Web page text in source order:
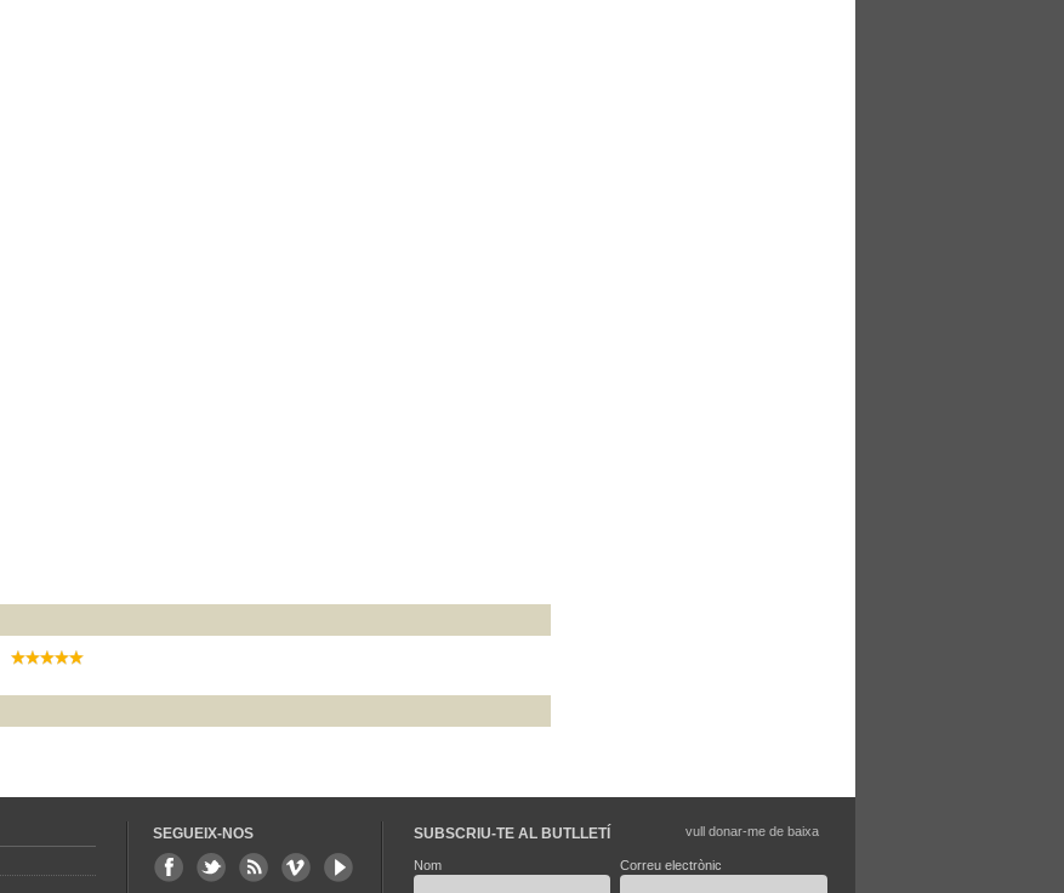
SEGUEIX-NOS SUBSCRIU-TE AL BUTLLETÍ
Nom Correu electrònic
vull donar-me de baixa